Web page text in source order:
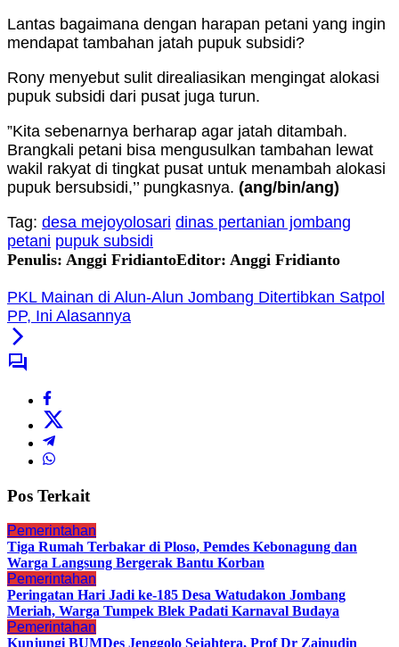
Lantas bagaimana dengan harapan petani yang ingin
mendapat tambahan jatah pupuk subsidi?
Rony menyebut sulit direaliasikan mengingat alokasi
pupuk subsidi dari pusat juga turun.
”Kita sebenarnya berharap agar jatah ditambah.
Brangkali petani bisa mengusulkan tambahan lewat
wakil rakyat di tingkat pusat untuk menambah alokasi
pupuk bersubsidi,’’ pungkasnya. (ang/bin/ang)
Tag: desa mejoyolosari dinas pertanian jombang
petani pupuk subsidi
Penulis: Anggi FridiantoEditor: Anggi Fridianto
PKL Mainan di Alun-Alun Jombang Ditertibkan Satpol
PP, Ini Alasannya
Pos Terkait
Pemerintahan
Tiga Rumah Terbakar di Ploso, Pemdes Kebonagung dan
Warga Langsung Bergerak Bantu Korban
Pemerintahan
Peringatan Hari Jadi ke-185 Desa Watudakon Jombang
Meriah, Warga Tumpek Blek Padati Karnaval Budaya
Pemerintahan
Kunjungi BUMDes Jenggolo Sejahtera, Prof Dr Zainudin